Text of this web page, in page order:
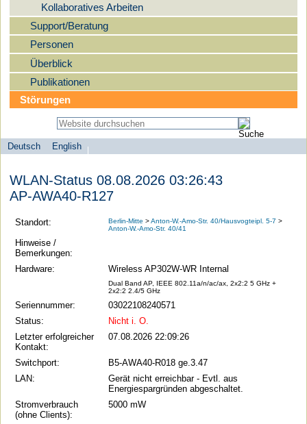
Kollaboratives Arbeiten
Support/Beratung
Personen
Überblick
Publikationen
Störungen
Sprachauswahl
Deutsch
English
search-menu
Universität
zu
Berlin
Computer-
und
WLAN-Status 08.08.2026 03:26:43
AP-AWA40-R127
Standort: Berlin-Mitte >Anton-W.-Amo-Str. 40/Hausvogteipl. 5-7 >
Anton-W.-Amo-Str. 40/41
Hinweise /
Bemerkungen:
Hardware:
Wireless AP302W-WR Internal
Dual Band AP, IEEE 802.11a/n/ac/ax, 2x2:2 5 GHz +
2x2:2 2.4/5 GHz
Seriennummer:
03022108240571
Status:
Nicht i. O.
Letzter erfolgreicher
Kontakt:
07.08.2026 22:09:26
Switchport:
B5-AWA40-R018 ge.3.47
LAN:
Gerät nicht erreichbar - Evtl. aus
Energiespargründen abgeschaltet.
Stromverbrauch
(ohne Clients):
5000 mW